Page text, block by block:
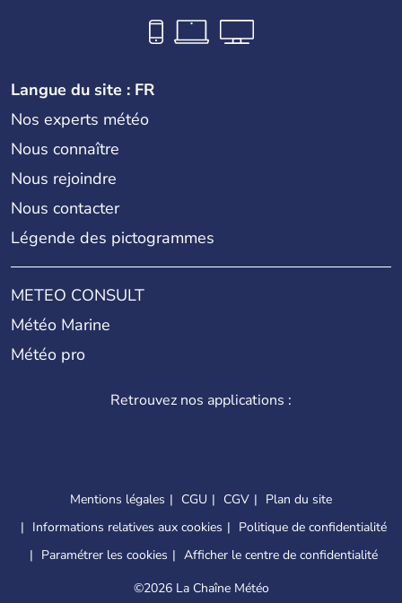
Langue du site : FR
Nos experts météo
Nous connaître
Nous rejoindre
Nous contacter
Légende des pictogrammes
METEO CONSULT
Météo Marine
Météo pro
Retrouvez nos applications :
Mentions légales CGU CGV
Plan du site
Informations relatives aux cookies
Politique de confidentialité
Paramétrer les cookies
Afficher le centre de confidentialité
©2026 La Chaîne Météo